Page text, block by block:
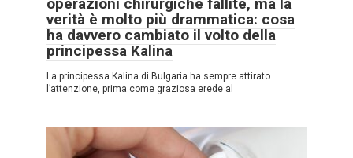
operazioni chirurgiche fallite, ma la
verità è molto più drammatica: cosa
ha davvero cambiato il volto della
principessa Kalina
La principessa Kalina di Bulgaria ha sempre attirato
l’attenzione, prima come graziosa erede al